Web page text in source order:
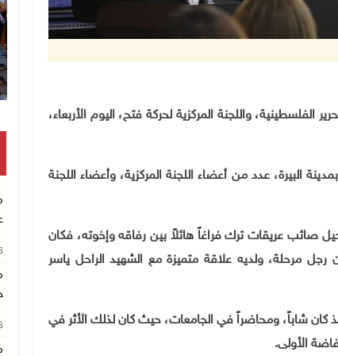
التحرير الفلسطينية، واللجنة المركزية لحركة فتح، اليوم الأربعاء،
البيرة، عدد من أعضاء اللجنة المركزية، وأعضاء اللجنة
صائب عريقات ترك فراغاً هائلاً بين رفاقه وإخوته، فكان
مرحلة، ولديه علاقة متميزة مع الشهيد الراحل ياسر
كان شاباً، ومحاضراً في الجامعات، حيث كان لذلك الأثر في
الأولى.